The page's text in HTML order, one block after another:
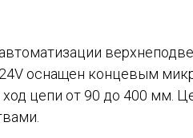
оснащен концевым
цепи от 90 до 400 мм.